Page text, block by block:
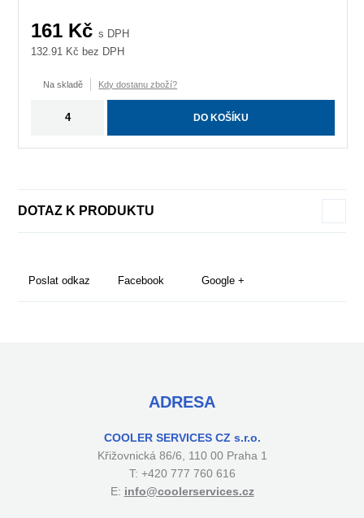
161 Kčs DPH
132.91 Kč bez DPH
Na skladě Kdy dostanu zboží?
DO KOŠÍKU
DOTAZ K PRODUKTU
Poslat odkaz Facebook Google +
ADRESA
COOLER SERVICES CZ s.r.o.
Křižovnická 86/6, 110 00 Praha 1
T: +420 777 760 616
E: info@coolerservices.cz